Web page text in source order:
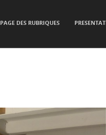
PAGE DES RUBRIQUES